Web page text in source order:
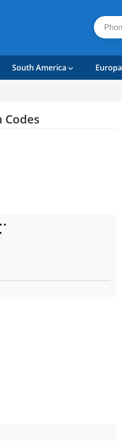
South America Europa
Codes
• •
•